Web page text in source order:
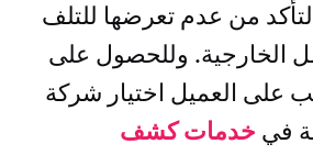
من عدم تعرضها للتلف
الخارجية. وللحصول على
على العميل اختيار شركة
في خدمات كشف